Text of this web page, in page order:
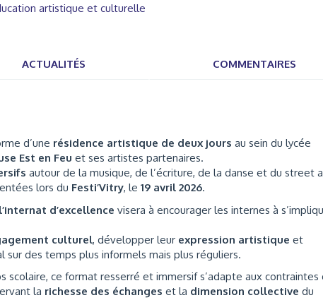
artistique et culturelle
ACTUALITÉS COMMENTAIRES
d’une résidence artistique de deux jours au sein du lycée
Est en Feu et ses artistes partenaires.
autour de la musique, de l’écriture, de la danse et du street
lors du Festi’Vitry, le 19 avril 2026.
d’excellence visera à encourager les internes à
culturel, développer leur expression artistique et
sur des temps plus informels mais plus réguliers.
scolaire, ce format resserré et immersif s’adapte aux contraintes
la richesse des échanges et la dimension collective du